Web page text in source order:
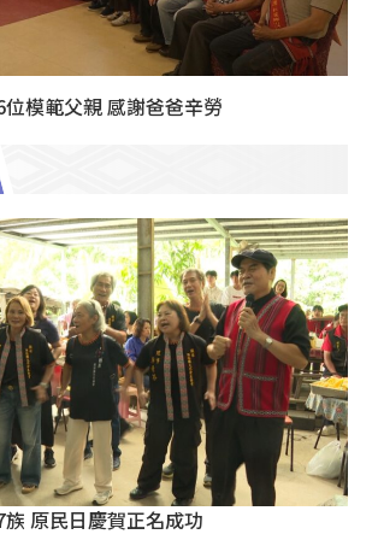
模範父親 感謝爸爸辛勞
原民日慶賀正名成功